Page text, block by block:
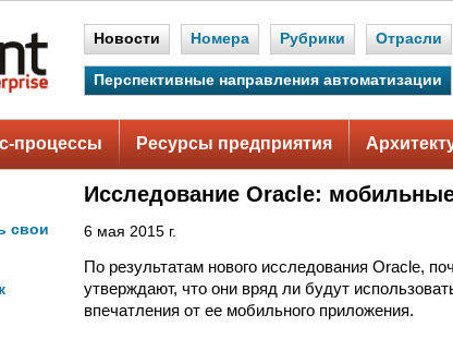
Новости Номера Рубрики Отрасли
Перспективные направления автоматизации
процессы Ресурсы предприятия
свои
Исследование Oracle:
6 мая 2015 г.
По результатам нового исследования Oracle,
утверждают, что они вряд ли будут
впечатления от ее мобильного приложения.